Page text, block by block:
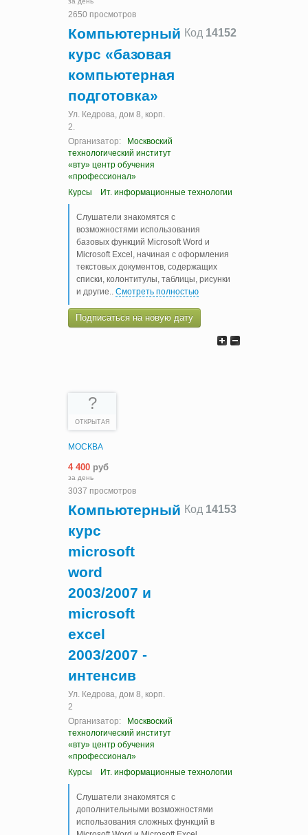
2650 просмотров
Код 14152
Компьютерный
курс «базовая
компьютерная
подготовка»
Ул. Кедрова, дом 8, корп.
2.
Организатор:
Москвоский
технологический институт
«вту» центр обучения
«профессионал»
Курсы
Ит. информационные технологии
Слушатели знакомятся с
возможностями использования
базовых функций Microsoft Word и
Microsoft Excel, начиная с оформления
текстовых документов, содержащих
списки, колонтитулы, таблицы, рисунки
и другие
Смотреть полностью
Подписаться на новую дату
?
ОТКРЫТАЯ
МОСКВА
4 400 руб
за день
3037 просмотров
Код 14153
Компьютерный
курс
microsoft
word
2003/2007 и
microsoft
excel
2003/2007 -
интенсив
Ул. Кедрова, дом 8, корп.
2
Организатор:
Москвоский
технологический институт
«вту» центр обучения
«профессионал»
Курсы
Ит. информационные технологии
Слушатели знакомятся с
дополнительными возможностями
использования сложных функций в